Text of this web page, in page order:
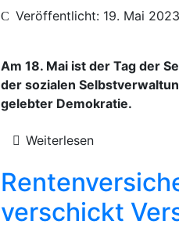
Veröffentlicht: 19. Mai 2023
Am 18. Mai ist der Tag der
der sozialen
gelebter Demokratie.
Weiterlesen
verschickt